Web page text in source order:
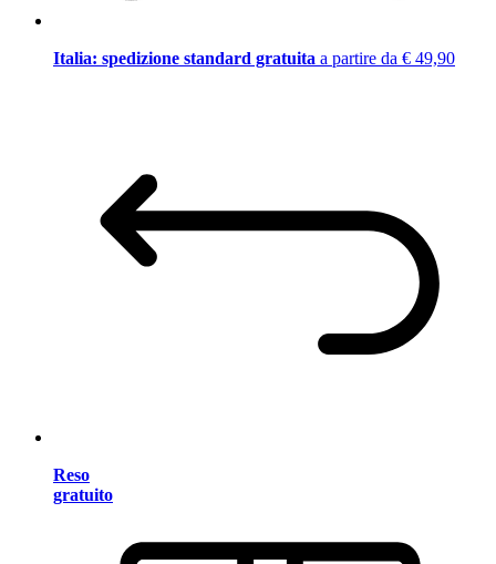
Italia: spedizione standard gratuita a partire da € 49,90
Reso
gratuito